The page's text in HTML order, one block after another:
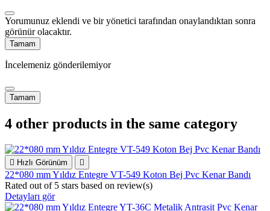
Yorumunuz eklendi ve bir yönetici tarafından onaylandıktan sonra
görünür olacaktır.
Tamam
İncelemeniz gönderilemiyor
Tamam
4 other products in the same category
 Hızlı Görünüm 
22*080 mm Yıldız Entegre VT-549 Koton Bej Pvc Kenar Bandı
Rated out of 5 stars based on review(s)
Detayları gör